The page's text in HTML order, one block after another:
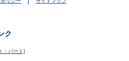
ク
・パート]